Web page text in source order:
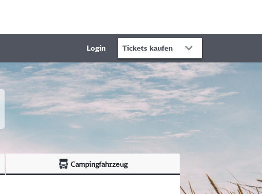
Login Tickets kaufen
Campingfahrzeug